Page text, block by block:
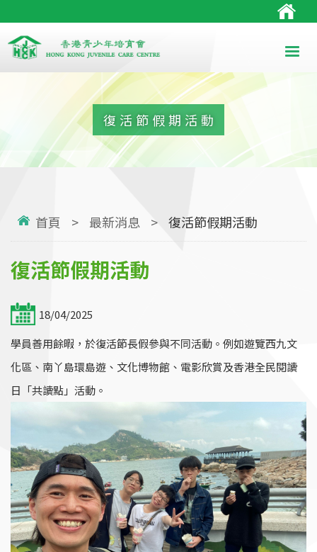
復活節假期活動
首頁 > 最新消息 > 復活節假期活動
復活節假期活動
18/04/2025
學員善用餘暇，於復活節長假參與不同活動。例如遊覽西九文
化區、南丫島環島遊、文化博物館、電影欣賞及香港全民閱讀
日「共讀點」活動。